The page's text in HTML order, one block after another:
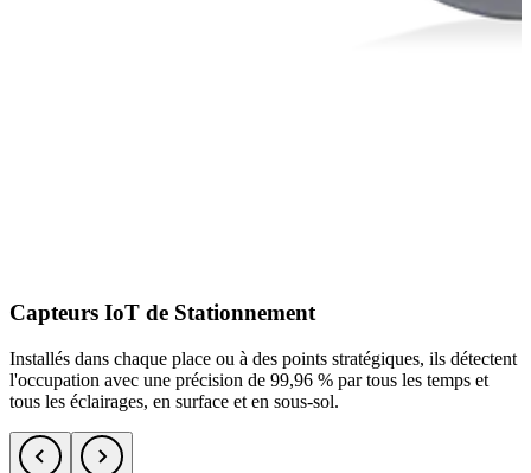
Capteurs IoT de Stationnement
Installés dans chaque place ou à des points stratégiques, ils détectent
l'occupation avec une précision de 99,96 % par tous les temps et
tous les éclairages, en surface et en sous-sol.